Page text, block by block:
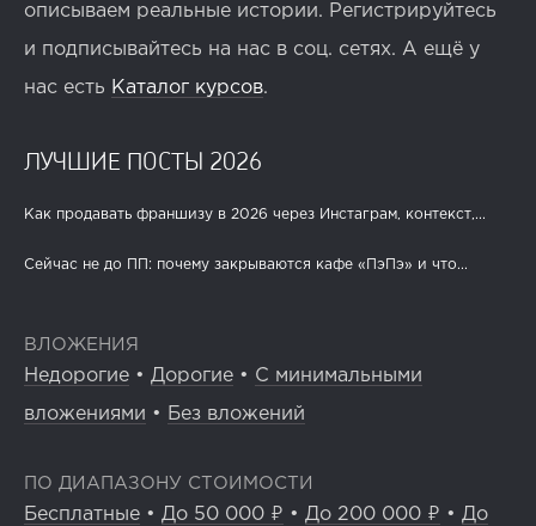
описываем реальные истории. Регистрируйтесь
и подписывайтесь на нас в соц. сетях. А ещё у
нас есть Каталог курсов.
ЛУЧШИЕ ПОСТЫ 2026
Как продавать франшизу в 2026 через Инстаграм, контекст,...
Сейчас не до ПП: почему закрываются кафе «ПэПэ» и что...
ВЛОЖЕНИЯ
Недорогие • Дорогие • С минимальными
вложениями • Без вложений
ПО ДИАПАЗОНУ СТОИМОСТИ
Бесплатные • До 50 000 ₽ • До 200 000 ₽ • До